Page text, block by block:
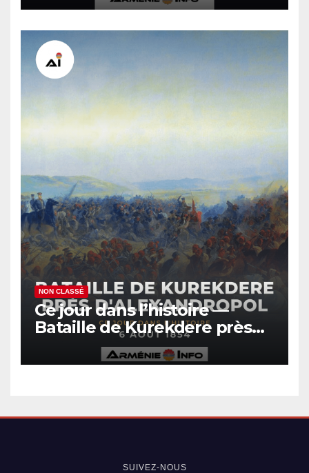
NON CLASSÉ
Ce jour dans l’histoire —
Bataille de Kurekdere près
d’Alexandropol
SUIVEZ-NOUS